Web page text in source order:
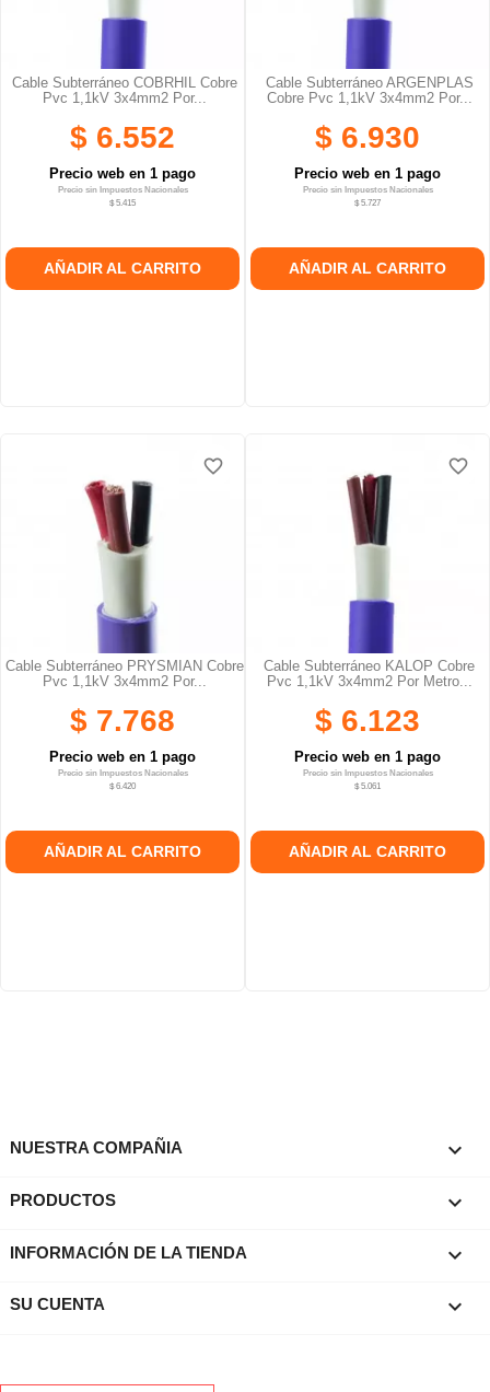
Cable Subterráneo COBRHIL Cobre
Pvc 1,1kV 3x4mm2 Por...
$ 6.552
Precio web en 1 pago
Precio sin Impuestos Nacionales
$ 5.415
AÑADIR AL CARRITO
Cable Subterráneo ARGENPLAS
Cobre Pvc 1,1kV 3x4mm2 Por...
$ 6.930
Precio web en 1 pago
Precio sin Impuestos Nacionales
$ 5.727
AÑADIR AL CARRITO
Cable Subterráneo PRYSMIAN Cobre
Pvc 1,1kV 3x4mm2 Por...
$ 7.768
Precio web en 1 pago
Precio sin Impuestos Nacionales
$ 6.420
AÑADIR AL CARRITO
favorite_border
Cable Subterráneo KALOP Cobre
Pvc 1,1kV 3x4mm2 Por Metro...
$ 6.123
Precio web en 1 pago
Precio sin Impuestos Nacionales
$ 5.061
AÑADIR AL CARRITO
favorite_border
NUESTRA COMPAÑIA 
PRODUCTOS 
INFORMACIÓN DE LA TIENDA keyboard_arrow_down
SU CUENTA 